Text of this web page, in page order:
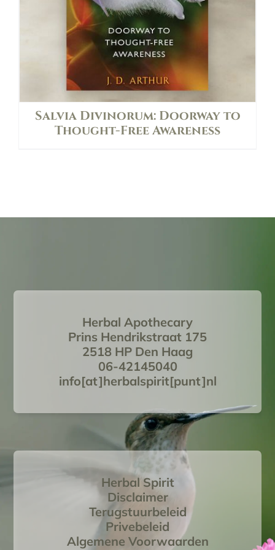
Salvia Divinorum: Doorway to
Thought-Free Awareness
Herbal Apothecary
Prins Hendrikstraat 175
2518 HP Den Haag
06-42145040
info[at]herbalspirit[punt]nl
Herbal Spirit
Disclaimer
Terugstuurbeleid
Privebeleid
Algemene Voorwaarden